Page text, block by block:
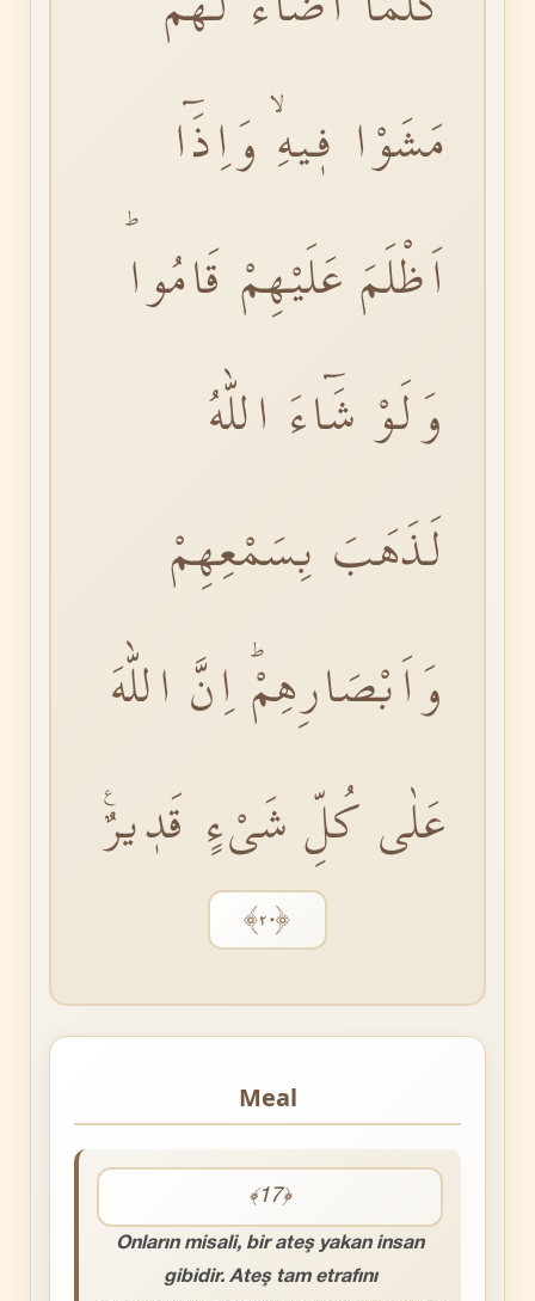
مَشَوْا فٖيهِۙ وَاِذَٓا
اَظْلَمَ عَلَيْهِمْ قَامُواۜ
وَلَوْ شَٓاءَ اللّٰهُ
لَذَهَبَ بِسَمْعِهِمْ
وَاَبْصَارِهِمْۜ اِنَّ اللّٰهَ
عَلٰى كُلِّ شَىْءٍ قَدٖيرٌ۟
﴿٢٠﴾
Meal
﴾17﴿
Onların misali, bir ateş yakan insan
gibidir. Ateş tam etrafını